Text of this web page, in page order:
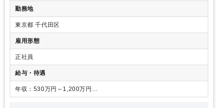
に向けて集中することにしたのです。
勤務地
東京都 千代田区
雇用形態
正社員
給与・待遇
年収：530万円～1,200万円
月給：333,750円～875,675円